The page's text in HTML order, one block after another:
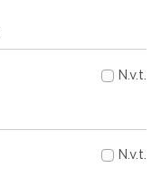
N.v.t.
N.v.t.